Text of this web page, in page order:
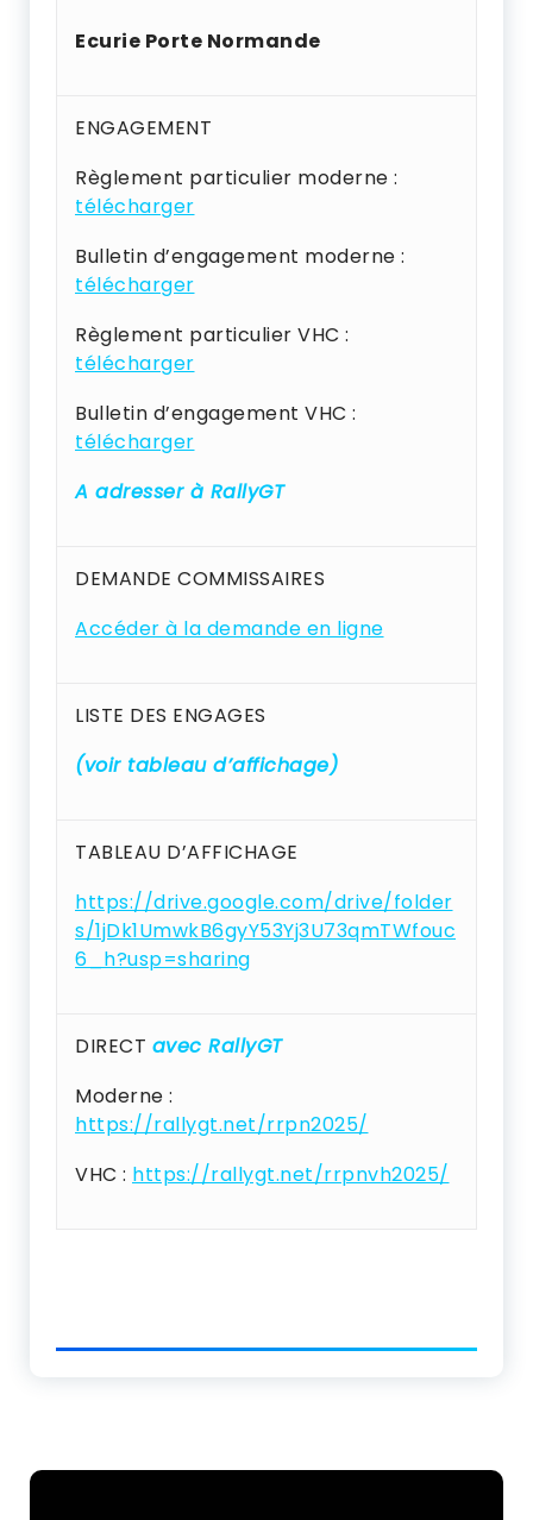
Ecurie Porte Normande
ENGAGEMENT
Règlement particulier moderne :
télécharger
Bulletin d’engagement moderne :
télécharger
Règlement particulier VHC :
télécharger
Bulletin d’engagement VHC :
télécharger
A adresser à RallyGT
DEMANDE COMMISSAIRES
Accéder à la demande en ligne
LISTE DES ENGAGES
(voir tableau d’affichage)
TABLEAU D’AFFICHAGE
https://drive.google.com/drive/folder
s/1jDk1UmwkB6gyY53Yj3U73qmTWfouc
6_h?usp=sharing
DIRECT avec RallyGT
Moderne :
https://rallygt.net/rrpn2025/
VHC : https://rallygt.net/rrpnvh2025/